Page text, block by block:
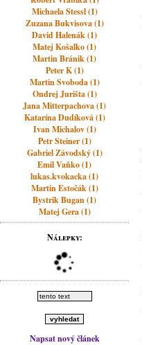
Michaela Stessl (1)
Zuzana Bukvisova (1)
David Halenák (1)
Matej Košalko (1)
Martin Bránik (1)
Peter K (1)
Martin Svoboda (1)
Ondrej Jurišta (1)
Jana Mitterpachova (1)
Katarína Dudíková (1)
Ivan Michalov (1)
Petr Steiner (1)
Gabriel Závodský (1)
Emil Vaňko (1)
lukas.kvokacka (1)
Martin Estočák (1)
Bystrik Bugan (1)
Matej Gera (1)
Nálepky:
Napsat nový článek